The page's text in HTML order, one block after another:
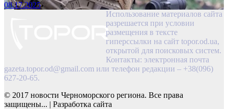
08.17.2025
Использование материалов сайта
разрешается при условии
размещения в тексте
гиперссылки на сайт topor.od.ua,
открытой для поисковых систем.
Контакты: электронная почта
gazeta.topor.od@gmail.com или телефон редакции – +38(096)
627-20-65.
© 2017 новости Черноморского региона. Все права
защищены... | Разработка сайта